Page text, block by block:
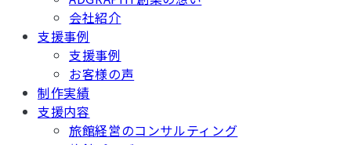
会社紹介
支援事例
支援事例
お客様の声
制作実績
支援内容
旅館経営のコンサルティング